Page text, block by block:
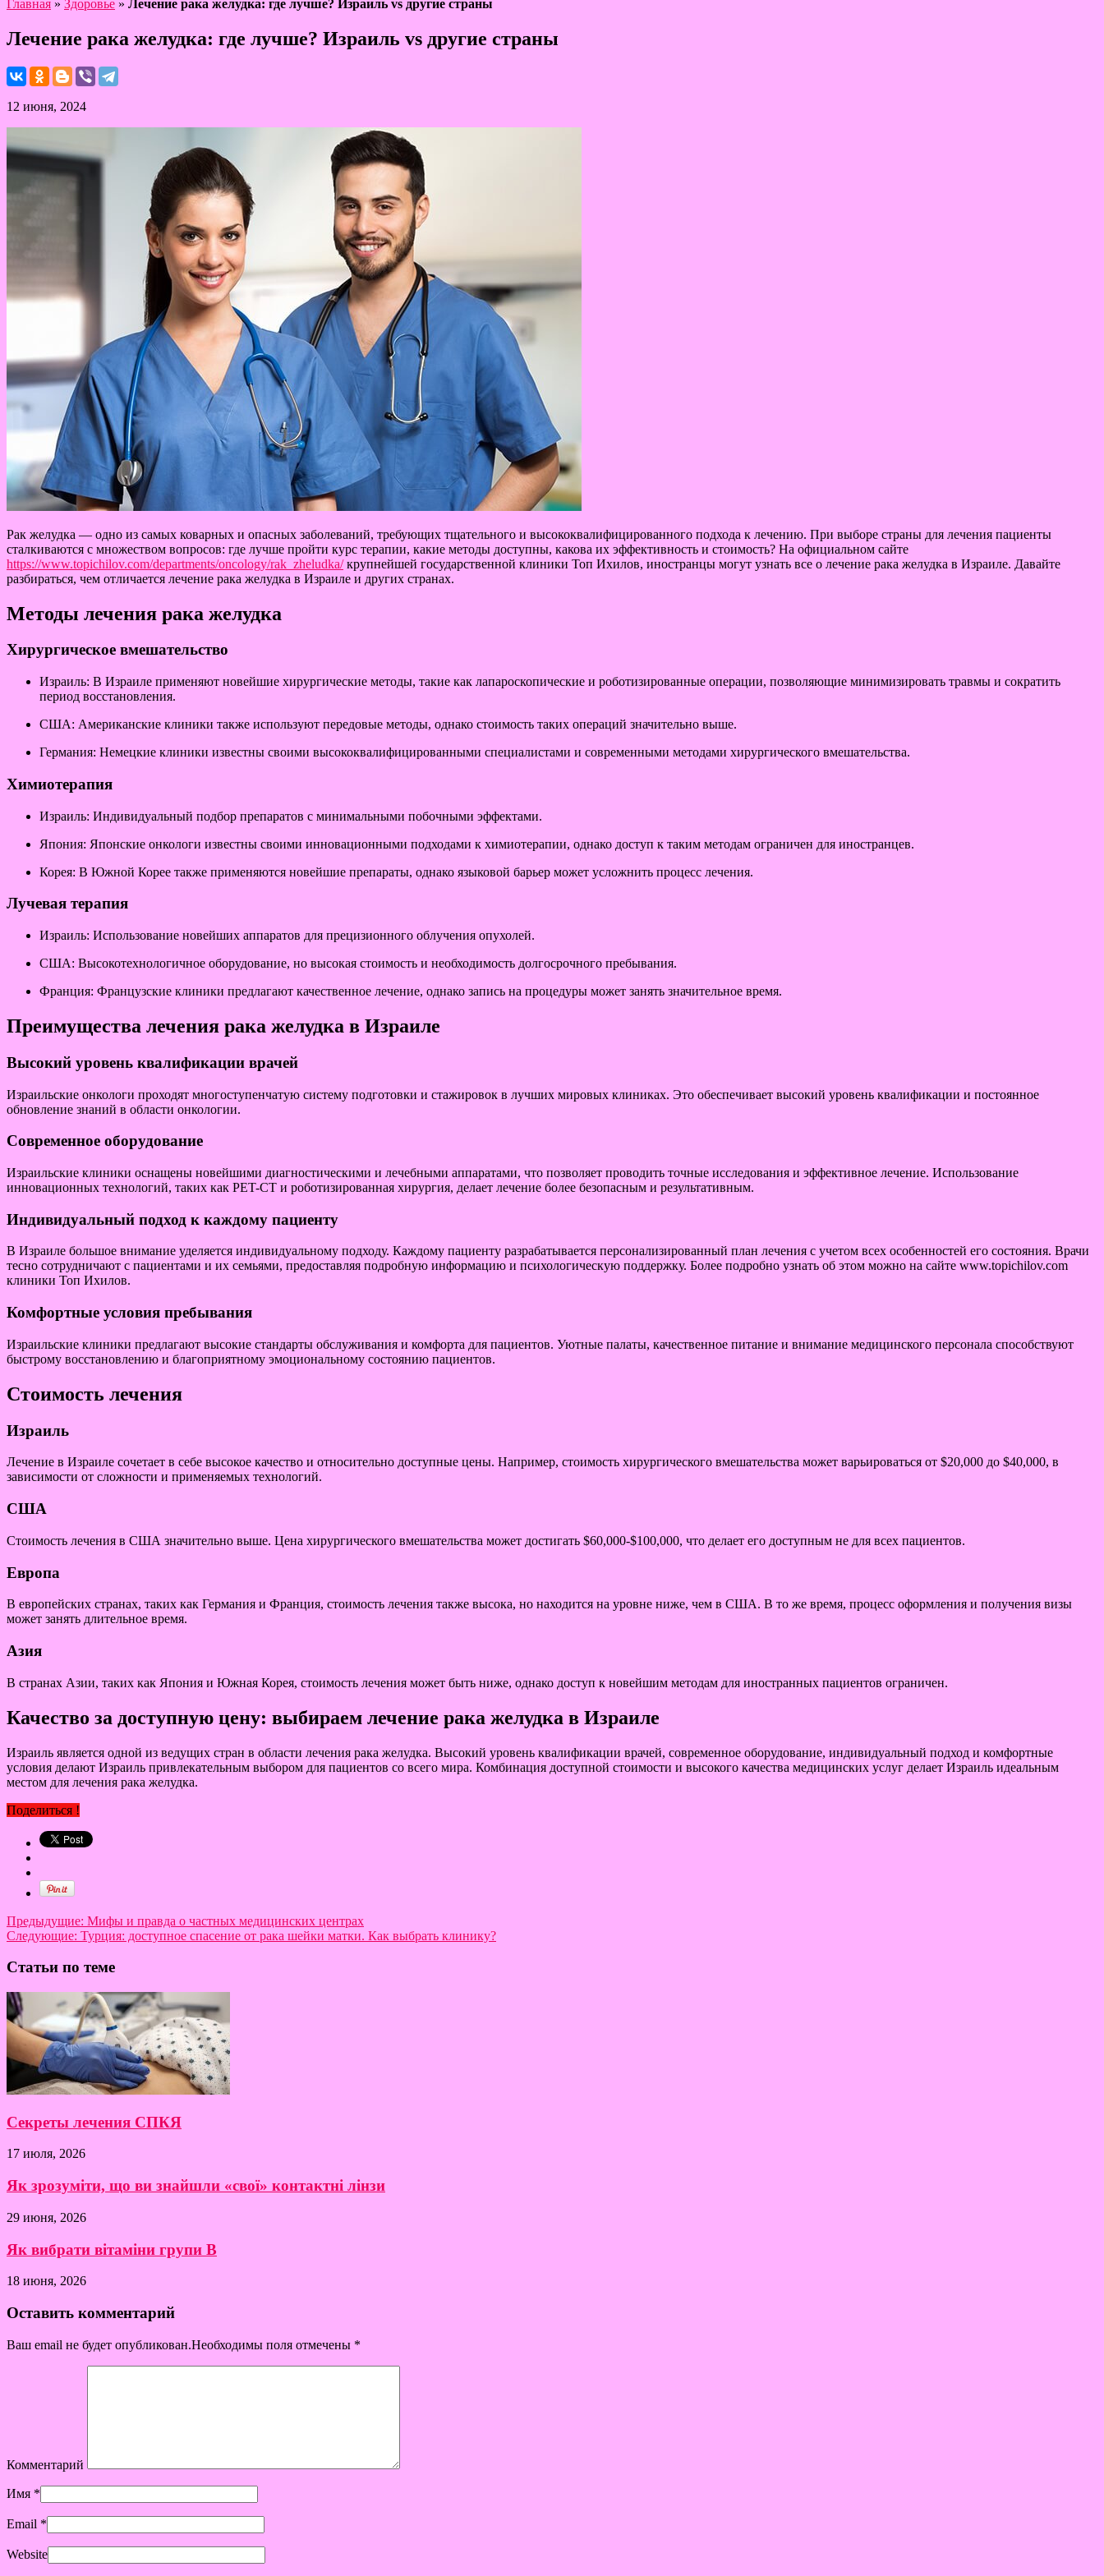
Главная » Здоровье » Лечение рака желудка: где лучше? Израиль vs другие страны
Лечение рака желудка: где лучше? Израиль vs другие страны
12 июня, 2024
Рак желудка — одно из самых коварных и опасных заболеваний, требующих тщательного и высококвалифицированного подхода к лечению. При выборе страны для лечения пациенты
сталкиваются с множеством вопросов: где лучше пройти курс терапии, какие методы доступны, какова их эффективность и стоимость? На официальном сайте
https://www.topichilov.com/departments/oncology/rak_zheludka/крупнейшей государственной клиники Топ Ихилов, иностранцы могут узнать все о лечение рака желудка в Израиле. Давайте
разбираться, чем отличается лечение рака желудка в Израиле и других странах.
Методы лечения рака желудка
Хирургическое вмешательство
Израиль: В Израиле применяют новейшие хирургические методы, такие как лапароскопические и роботизированные операции, позволяющие минимизировать травмы и сократить
период восстановления.
США: Американские клиники также используют передовые методы, однако стоимость таких операций значительно выше.
Германия: Немецкие клиники известны своими высококвалифицированными специалистами и современными методами хирургического вмешательства.
Химиотерапия
Израиль: Индивидуальный подбор препаратов с минимальными побочными эффектами.
Япония: Японские онкологи известны своими инновационными подходами к химиотерапии, однако доступ к таким методам ограничен для иностранцев.
Корея: В Южной Корее также применяются новейшие препараты, однако языковой барьер может усложнить процесс лечения.
Лучевая терапия
Израиль: Использование новейших аппаратов для прецизионного облучения опухолей.
США: Высокотехнологичное оборудование, но высокая стоимость и необходимость долгосрочного пребывания.
Франция: Французские клиники предлагают качественное лечение, однако запись на процедуры может занять значительное время.
Преимущества лечения рака желудка в Израиле
Высокий уровень квалификации врачей
Израильские онкологи проходят многоступенчатую систему подготовки и стажировок в лучших мировых клиниках. Это обеспечивает высокий уровень квалификации и постоянное
обновление знаний в области онкологии.
Современное оборудование
Израильские клиники оснащены новейшими диагностическими и лечебными аппаратами, что позволяет проводить точные исследования и эффективное лечение. Использование
инновационных технологий, таких как PET-CT и роботизированная хирургия, делает лечение более безопасным и результативным.
Индивидуальный подход к каждому пациенту
В Израиле большое внимание уделяется индивидуальному подходу. Каждому пациенту разрабатывается персонализированный план лечения с учетом всех особенностей его состояния. Врачи
тесно сотрудничают с пациентами и их семьями, предоставляя подробную информацию и психологическую поддержку. Более подробно узнать об этом можно на сайте www.topichilov.com
клиники Топ Ихилов.
Комфортные условия пребывания
Израильские клиники предлагают высокие стандарты обслуживания и комфорта для пациентов. Уютные палаты, качественное питание и внимание медицинского персонала способствуют
быстрому восстановлению и благоприятному эмоциональному состоянию пациентов.
Стоимость лечения
Израиль
Лечение в Израиле сочетает в себе высокое качество и относительно доступные цены. Например, стоимость хирургического вмешательства может варьироваться от $20,000 до $40,000, в
зависимости от сложности и применяемых технологий.
США
Стоимость лечения в США значительно выше. Цена хирургического вмешательства может достигать $60,000-$100,000, что делает его доступным не для всех пациентов.
Европа
В европейских странах, таких как Германия и Франция, стоимость лечения также высока, но находится на уровне ниже, чем в США. В то же время, процесс оформления и получения визы
может занять длительное время.
Азия
В странах Азии, таких как Япония и Южная Корея, стоимость лечения может быть ниже, однако доступ к новейшим методам для иностранных пациентов ограничен.
Качество за доступную цену: выбираем лечение рака желудка в Израиле
Израиль является одной из ведущих стран в области лечения рака желудка. Высокий уровень квалификации врачей, современное оборудование, индивидуальный подход и комфортные
условия делают Израиль привлекательным выбором для пациентов со всего мира. Комбинация доступной стоимости и высокого качества медицинских услуг делает Израиль идеальным
местом для лечения рака желудка.
Поделиться !
Предыдущие: Мифы и правда о частных медицинских центрах
Следующие: Турция: доступное спасение от рака шейки матки. Как выбрать клинику?
Статьи по теме
Секреты лечения СПКЯ
17 июля, 2026
Як зрозуміти, що ви знайшли «свої» контактні лінзи
29 июня, 2026
Як вибрати вітаміни групи B
18 июня, 2026
Оставить комментарий
Ваш email не будет опубликован.Необходимы поля отмечены *
Комментарий
Имя *
Email *
Website